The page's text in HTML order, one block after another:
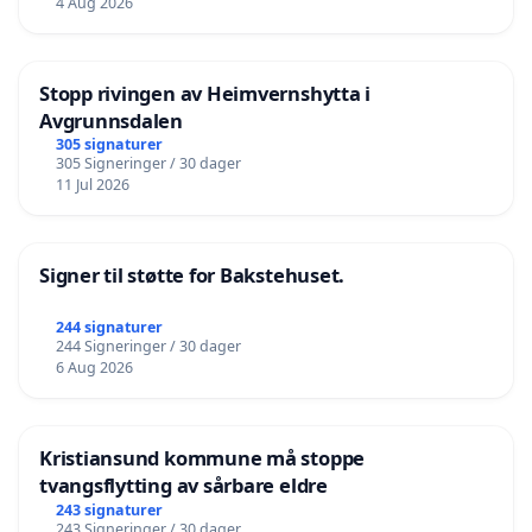
Stopp rivingen av Heimvernshytta i
Avgrunnsdalen
305 signaturer
305 Signeringer / 30 dager
11 Jul 2026
Signer til støtte for Bakstehuset.
244 signaturer
244 Signeringer / 30 dager
6 Aug 2026
Kristiansund kommune må stoppe
tvangsflytting av sårbare eldre
243 signaturer